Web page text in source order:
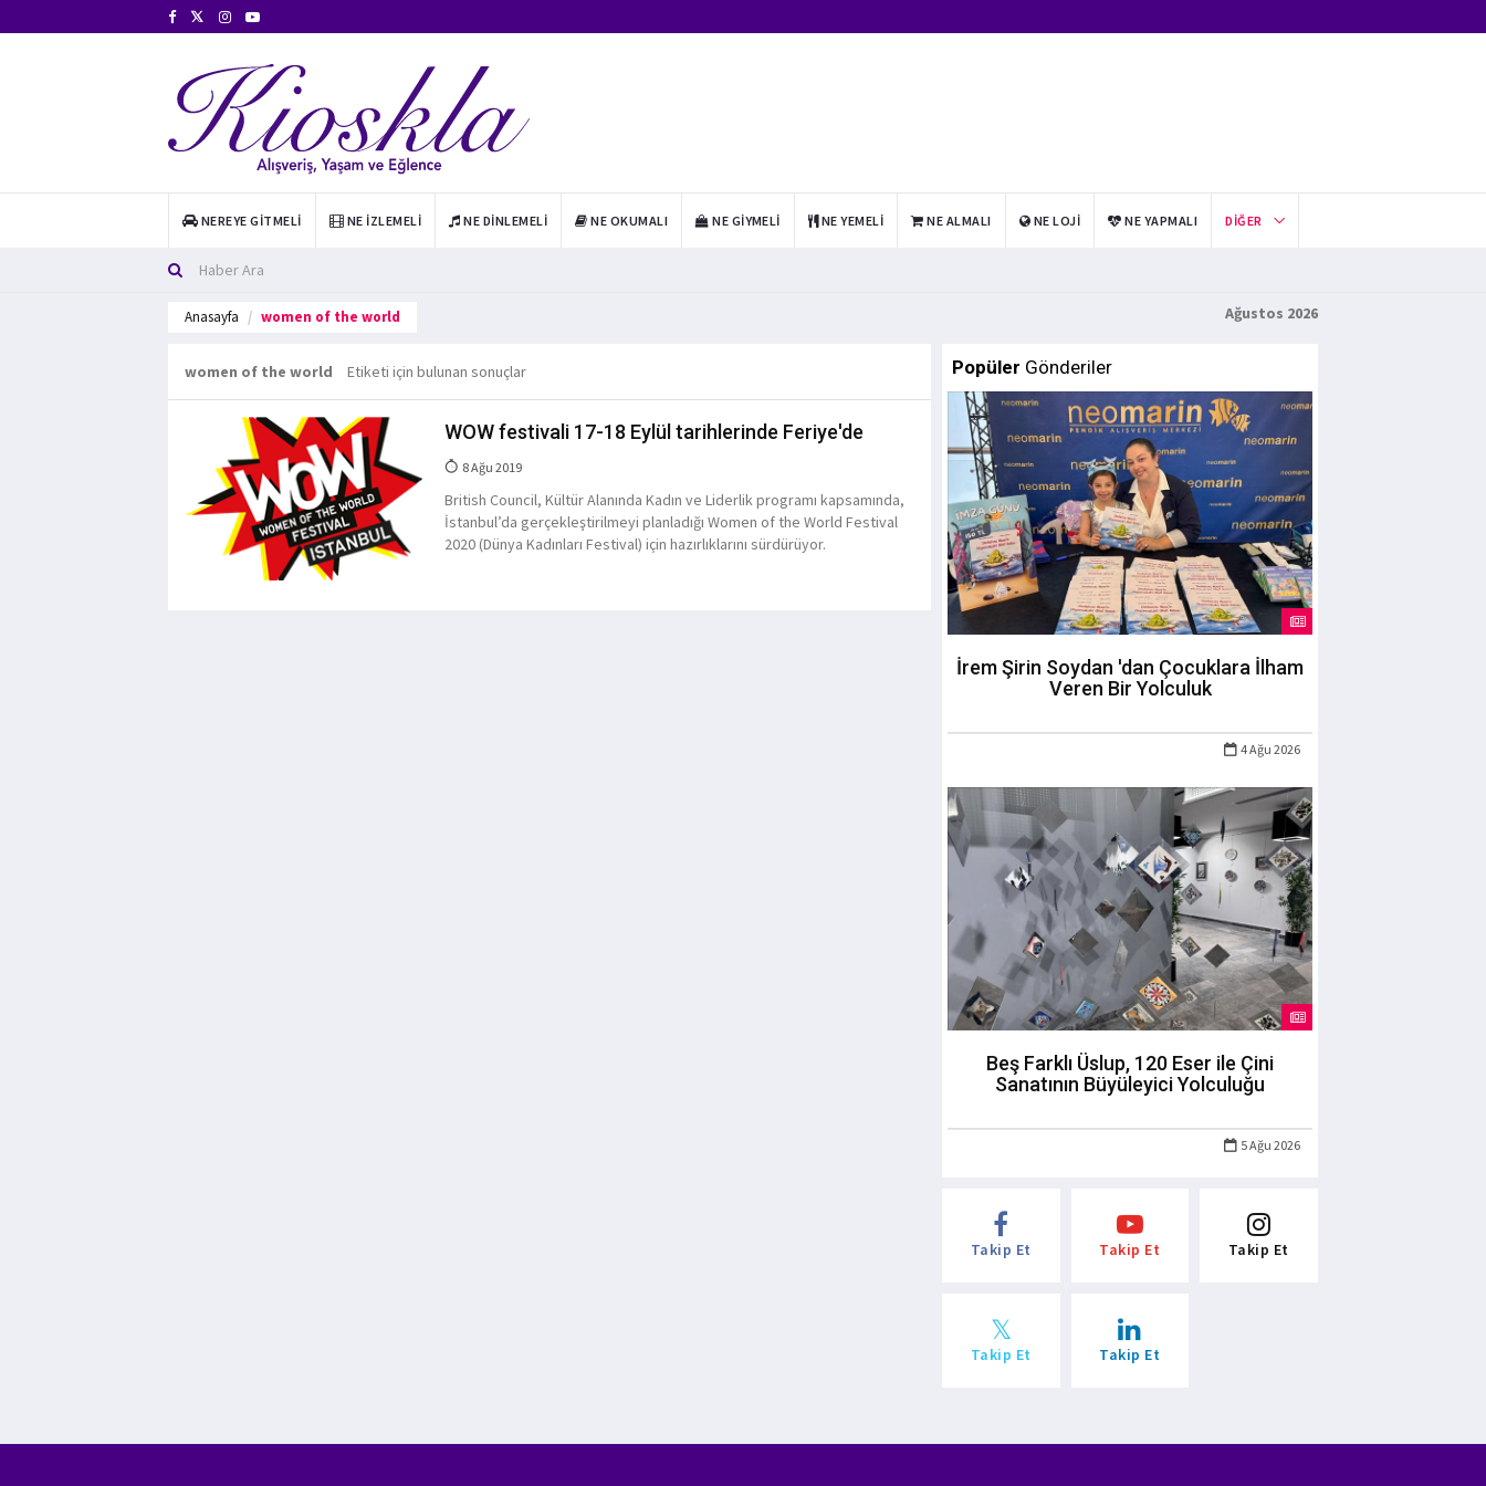
NEREYE GITMELI NE İZLEMELI NE DINLEMELI NE OKUMALI NE GIYMELI NE YEMELI NE ALMALI NE LOJI NE YAPMALI DIĞER
Anasayfa women of the world Ağustos 2026
women of the world Etiketi için bulunan sonuçlar
WOW festivali 17-18 Eylül tarihlerinde Feriye'de
8 Ağu 2019
British Council, Kültür Alanında Kadın ve Liderlik programı kapsamında,
İstanbul’da gerçekleştirilmeyi planladığı Women of the World Festival
2020 (Dünya Kadınları Festival) için hazırlıklarını sürdürüyor.
Popüler Gönderiler
İrem Şirin Soydan 'dan Çocuklara İlham
Veren Bir Yolculuk
4 Ağu 2026
Beş Farklı Üslup, 120 Eser ile Çini
Sanatının Büyüleyici Yolculuğu
5 Ağu 2026
Takip Et Takip Et Takip Et
Takip Et Takip Et